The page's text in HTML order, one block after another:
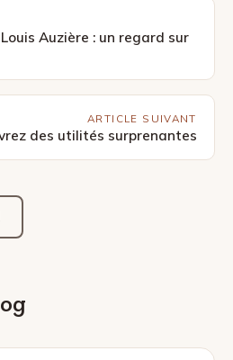
Auzière : un regard sur
ARTICLE SUIVANT
des utilités surprenantes